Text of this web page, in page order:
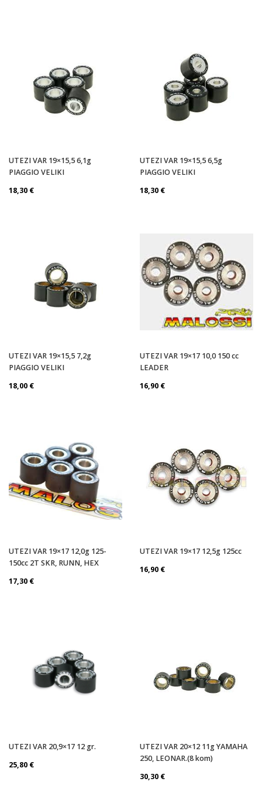
UTEZI VAR 19×15,5 6,1g
PIAGGIO VELIKI
18,30 €
UTEZI VAR 19×15,5 6,5g
PIAGGIO VELIKI
18,30 €
UTEZI VAR 19×15,5 7,2g
PIAGGIO VELIKI
18,00 €
UTEZI VAR 19×17 10,0 150 cc
LEADER
16,90 €
UTEZI VAR 19×17 12,0g 125-
150cc 2T SKR, RUNN, HEX
17,30 €
UTEZI VAR 19×17 12,5g 125cc
16,90 €
UTEZI VAR 20,9×17 12 gr.
25,80 €
UTEZI VAR 20×12 11g YAMAHA
250, LEONAR.(8 kom)
30,30 €